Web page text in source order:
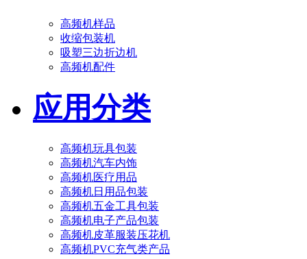
高频机样品
收缩包装机
吸塑三边折边机
高频机配件
应用分类
高频机玩具包装
高频机汽车内饰
高频机医疗用品
高频机日用品包装
高频机五金工具包装
高频机电子产品包装
高频机皮革服装压花机
高频机PVC充气类产品